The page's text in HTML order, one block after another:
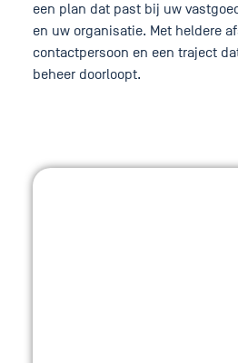
een plan dat past bij uw
en uw organisatie. Met heldere
contactpersoon en een traject
beheer doorloopt.